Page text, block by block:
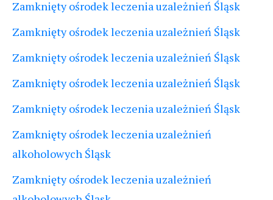
Zamknięty ośrodek leczenia uzależnień Śląsk
Zamknięty ośrodek leczenia uzależnień Śląsk
Zamknięty ośrodek leczenia uzależnień Śląsk
Zamknięty ośrodek leczenia uzależnień Śląsk
Zamknięty ośrodek leczenia uzależnień Śląsk
Zamknięty ośrodek leczenia uzależnień
alkoholowych Śląsk
Zamknięty ośrodek leczenia uzależnień